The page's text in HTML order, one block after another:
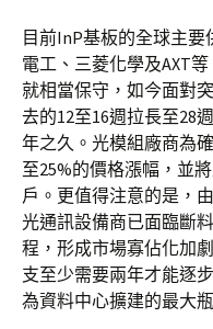
目前InP基板的全球主
電工、三菱化學及AXT
就相當保守，如今面對
去的12至16週拉長至28
年之久。光模組廠商為
至25%的價格漲幅，並
戶。更值得注意的是，
光通訊設備商已面臨斷
程，形成市場寡佔化加
支至少需要兩年才能逐
為資料中心擴建的最大